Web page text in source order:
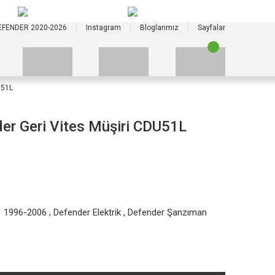
2020-2026 Instagram Bloglarımız Sayfalar
Geri Vites Müşiri CDU51L
1996-2006 ,Defender Elektrik ,Defender Şanzıman